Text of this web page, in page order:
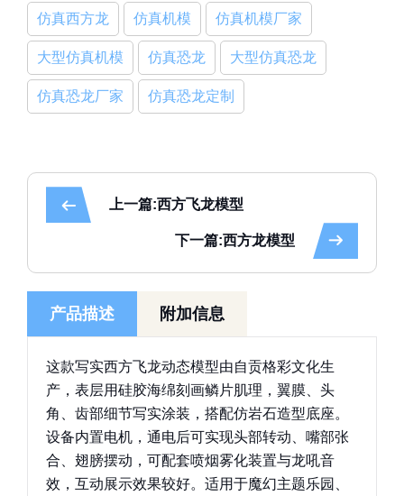
仿真西方龙 仿真机模 仿真机模厂家
大型仿真机模 仿真恐龙 大型仿真恐龙
仿真恐龙厂家 仿真恐龙定制
上一篇:西方飞龙模型
下一篇:西方龙模型
产品描述 附加信息
这款写实西方飞龙动态模型由自贡格彩文化生
产，表层用硅胶海绵刻画鳞片肌理，翼膜、头
角、齿部细节写实涂装，搭配仿岩石造型底座。
设备内置电机，通电后可实现头部转动、嘴部张
合、翅膀摆动，可配套喷烟雾化装置与龙吼音
效，互动展示效果较好。适用于魔幻主题乐园、